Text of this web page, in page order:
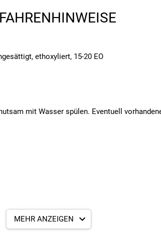
ethoxyliert, 15-20 EO
mit Wasser spülen. Eventuell
MEHR ANZEIGEN